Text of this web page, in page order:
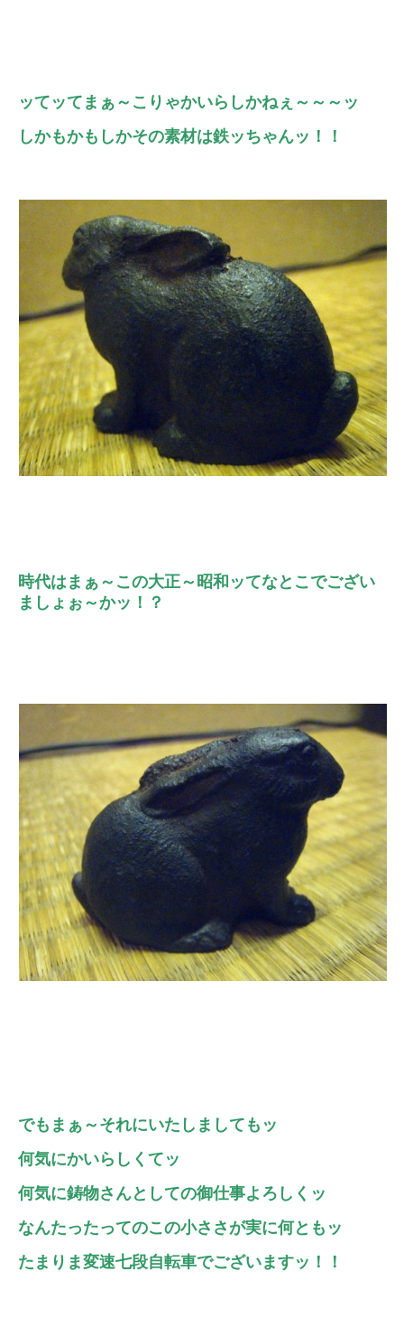
ッてッてまぁ～こりゃかいらしかねぇ～～～ッ
しかもかもしかその素材は鉄ッちゃんッ！！
時代はまぁ～この大正～昭和ッてなとこでござい
ましょぉ～かッ！？
でもまぁ～それにいたしましてもッ
何気にかいらしくてッ
何気に鋳物さんとしての御仕事よろしくッ
なんたったってのこの小ささが実に何ともッ
たまりま変速七段自転車でございますッ！！